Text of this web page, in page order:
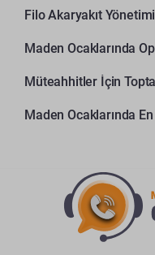
Filo Akaryakıt Yönetimi